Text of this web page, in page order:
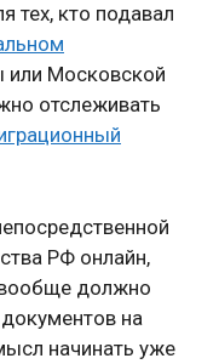
тех, кто подавал
Московской
отслеживать
РФ онлайн,
должно
на
начинать уже